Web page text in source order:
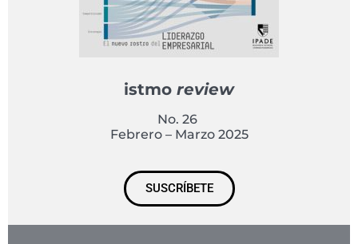
istmo review
No. 26
Febrero – Marzo 2025
SUSCRÍBETE